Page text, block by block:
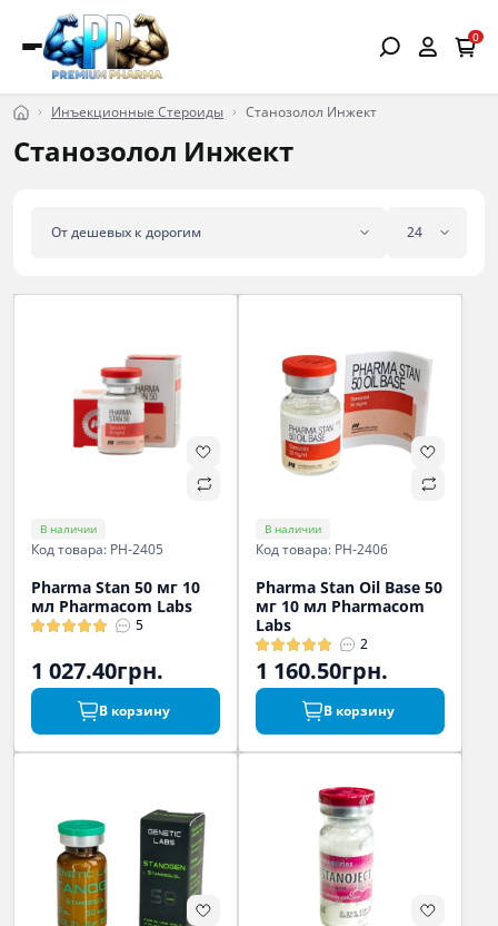
0
Инъекционные Стероиды Станозолол Инжект
Станозолол Инжект
В наличии
Код товара: PH-2405
Pharma Stan 50 мг 10
мл Pharmacom Labs
5
1 027.40грн.
В корзину
В наличии
Код товара: PH-2406
Pharma Stan Oil Base 50
мг 10 мл Pharmacom
Labs
2
1 160.50грн.
В корзину